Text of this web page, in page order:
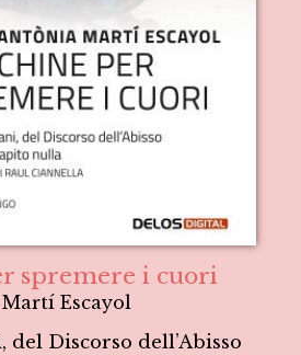
spremere i cuori
Escayol
Discorso dell’Abisso